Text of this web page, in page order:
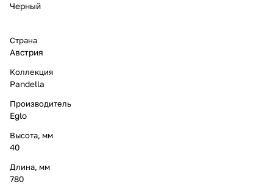
Черный
Страна
Австрия
Коллекция
Pandella
Производитель
Eglo
Высота, мм
40
Длина, мм
780